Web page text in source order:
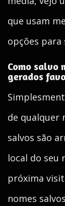
que usam
opções
Como salvo
gerados
de qualquer
salvos são
local do seu
próxima
nomes